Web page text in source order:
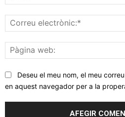
Deseu el meu nom, el meu
en aquest navegador per a la